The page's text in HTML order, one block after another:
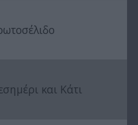
και Κάτι